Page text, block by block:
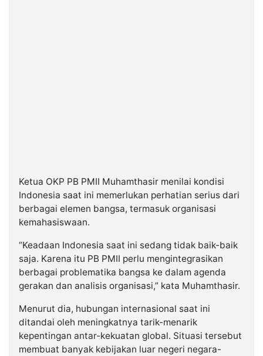
Ketua OKP PB PMII Muhamthasir menilai kondisi
Indonesia saat ini memerlukan perhatian serius dari
berbagai elemen bangsa, termasuk organisasi
kemahasiswaan.
“Keadaan Indonesia saat ini sedang tidak baik-baik
saja. Karena itu PB PMII perlu mengintegrasikan
berbagai problematika bangsa ke dalam agenda
gerakan dan analisis organisasi,” kata Muhamthasir.
Menurut dia, hubungan internasional saat ini
ditandai oleh meningkatnya tarik-menarik
kepentingan antar-kekuatan global. Situasi tersebut
membuat banyak kebijakan luar negeri negara-